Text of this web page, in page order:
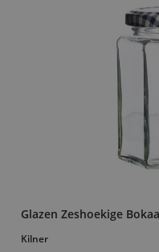
Glazen Zeshoekige
Kilner